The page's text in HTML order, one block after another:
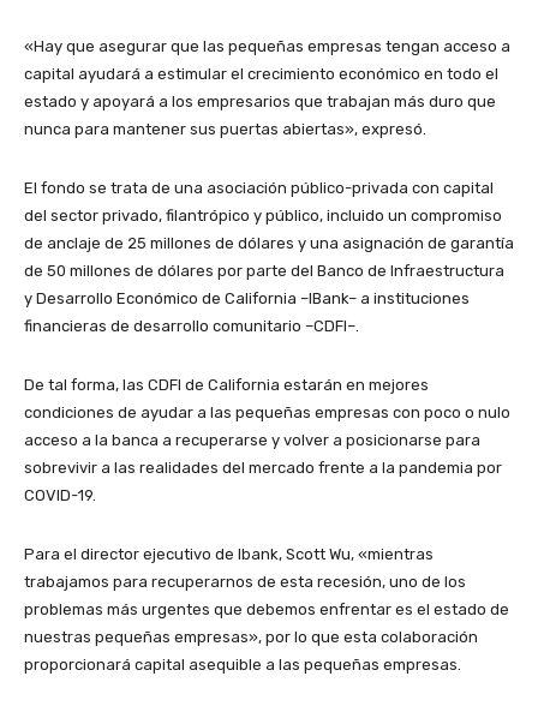
«Hay que asegurar que las pequeñas empresas tengan acceso a
capital ayudará a estimular el crecimiento económico en todo el
estado y apoyará a los empresarios que trabajan más duro que
nunca para mantener sus puertas abiertas», expresó.
El fondo se trata de una asociación público-privada con capital
del sector privado, filantrópico y público, incluido un compromiso
de anclaje de 25 millones de dólares y una asignación de garantía
de 50 millones de dólares por parte del Banco de Infraestructura
y Desarrollo Económico de California –IBank– a instituciones
financieras de desarrollo comunitario –CDFI–.
De tal forma, las CDFI de California estarán en mejores
condiciones de ayudar a las pequeñas empresas con poco o nulo
acceso a la banca a recuperarse y volver a posicionarse para
sobrevivir a las realidades del mercado frente a la pandemia por
COVID-19.
Para el director ejecutivo de Ibank, Scott Wu, «mientras
trabajamos para recuperarnos de esta recesión, uno de los
problemas más urgentes que debemos enfrentar es el estado de
nuestras pequeñas empresas», por lo que esta colaboración
proporcionará capital asequible a las pequeñas empresas.